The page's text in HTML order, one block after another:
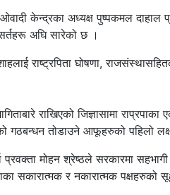
केन्द्रका अध्यक्ष पुष्पकमल दाहाल
अघि सारेको छ ।
राष्ट्रपिता घोषणा,
राखिएको जिज्ञासामा
गठबन्धन तोडाउने आफूहरुको पहिलो
प्रवक्ता मोहन श्रेष्ठले सरकारमा
सकारात्मक र नकारात्मक पक्षहरुको